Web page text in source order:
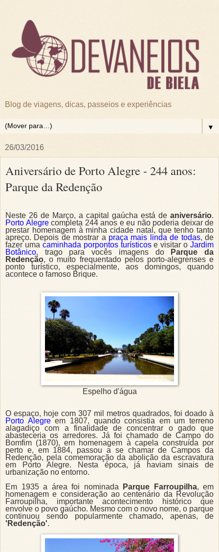
Blog de viagens, dicas, passeios e experiências
▼
26/03/2016
Aniversário de Porto Alegre - 244 anos:
Parque da Redenção
Neste 26 de Março, a capital gaúcha está de aniversário.
Porto Alegrecompleta 244 anos e eu não poderia deixar de
prestar homenagem à minha cidade natal, que tenho tanto
apreço. Depois de mostrar a praça mais linda de todas, de
fazer uma caminhada porpontos turísticose visitar o Jardim
Botânico, trago para vocês imagens do
Parque da
Redenção, o muito frequentado pelos porto-alegrenses e
ponto turístico, especialmente, aos domingos, quando
acontece o famoso Brique.
Espelho d'água
O espaço, hoje com 307 mil metros quadrados, foi doado à
Porto Alegreem 1807, quando consistia em um terreno
alagadiço com a finalidade de concentrar o gado que
abasteceria os arredores. Já foi chamado de Campo do
Bomfim (1870), em homenagem à capela construída por
perto e, em 1884, passou a se chamar de Campos da
Redenção, pela comemoração da abolição da escravatura
em Porto Alegre. Nesta época, já haviam sinais de
urbanização no entorno.
Em 1935 a área foi nominada
Parque Farroupilha, em
homenagem e consideração ao centenário da Revolução
Farroupilha, importante acontecimento histórico que
envolve o povo gaúcho. Mesmo com o novo nome, o parque
continuou sendo popularmente chamado, apenas, de
'Redenção'.